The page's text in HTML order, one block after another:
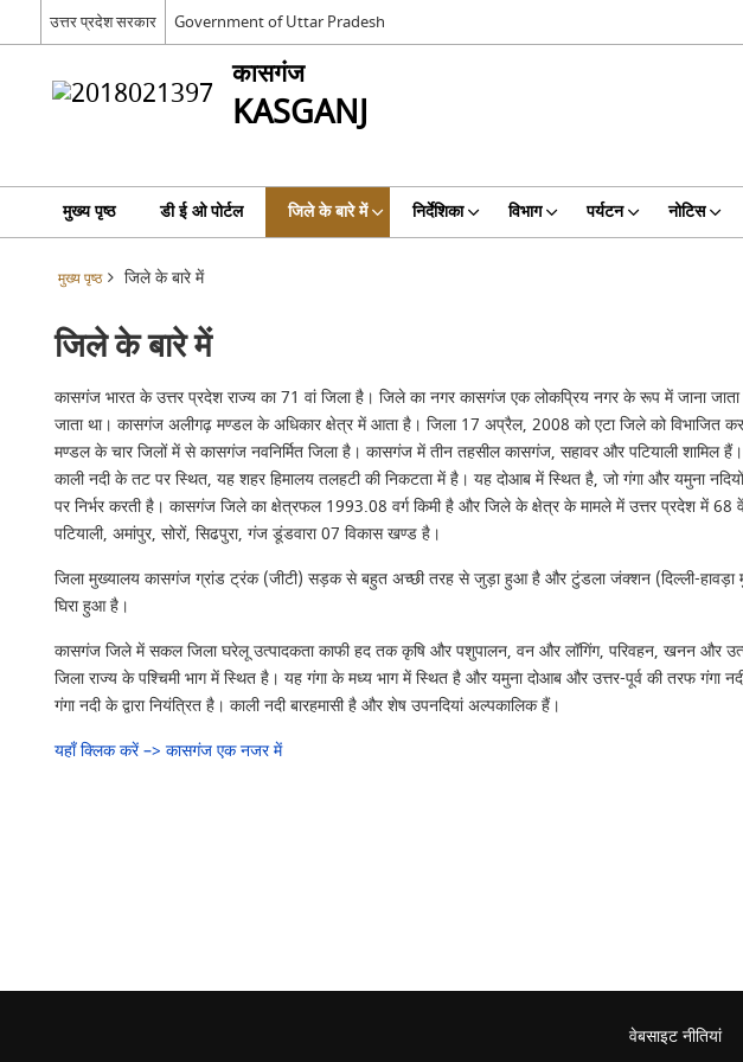
उत्तर प्रदेश सरकार Government of Uttar Pradesh
कासगंज
KASGANJ
मुख्य पृष्ठ डी ई ओ पोर्टल जिले के बारे में निर्देशिका विभाग पर्यटन नोटिस
मुख्य पृष्ठ जिले के बारे में
जिले के बारे में
कासगंज भारत के उत्तर प्रदेश राज्य का 71 वां जिला है। जिले का नगर कासगंज एक लोकप्रिय नगर के रूप में जाना
जाता था। कासगंज अलीगढ़ मण्डल के अधिकार क्षेत्र में आता है। जिला 17 अप्रैल, 2008 को एटा जिले को विभाजित
मण्डल के चार जिलों में से कासगंज नवनिर्मित जिला है। कासगंज में तीन तहसील कासगंज, सहावर और पटियाली शामिल हैं।
काली नदी के तट पर स्थित, यह शहर हिमालय तलहटी की निकटता में है। यह दोआब में स्थित है, जो गंगा और यमुना
पर निर्भर करती है। कासगंज जिले का क्षेत्रफल 1993.08 वर्ग किमी है और जिले के क्षेत्र के मामले में उत्तर प्रदेश में 68
पटियाली, अमांपुर, सोरों, सिढपुरा, गंज डूंडवारा 07 विकास खण्ड है।
जिला मुख्यालय कासगंज ग्रांड ट्रंक (जीटी) सड़क से बहुत अच्छी तरह से जुड़ा हुआ है और टुंडला जंक्शन (दिल्ली-हावड़ा
घिरा हुआ है।
कासगंज जिले में सकल जिला घरेलू उत्पादकता काफी हद तक कृषि और पशुपालन, वन और लॉगिंग, परिवहन, खनन और
जिला राज्य के पश्चिमी भाग में स्थित है। यह गंगा के मध्य भाग में स्थित है और यमुना दोआब और उत्तर-पूर्व की तरफ
गंगा नदी के द्वारा नियंत्रित है। काली नदी बारहमासी है और शेष उपनदियां अल्पकालिक हैं।
यहाँ क्लिक करें –> कासगंज एक नजर में
वेबसाइट नीतियां